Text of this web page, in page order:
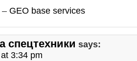
– GEO base services
спецтехники says:
3:34 pm